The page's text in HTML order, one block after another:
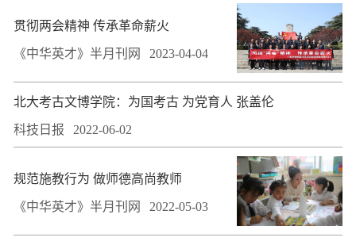
贯彻两会精神 传承革命薪火
《中华英才》半月刊网 2023-04-04
​北大考古文博学院：为国考古 为党育人 张盖伦
科技日报 2022-06-02
规范施教行为 做师德高尚教师
《中华英才》半月刊网 2022-05-03